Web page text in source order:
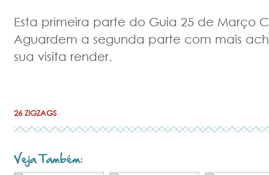
Esta primeira parte do Guia 25 de Março
Aguardem a segunda parte com mais
sua visita render.
26 ZIGZAGS
Veja Também: